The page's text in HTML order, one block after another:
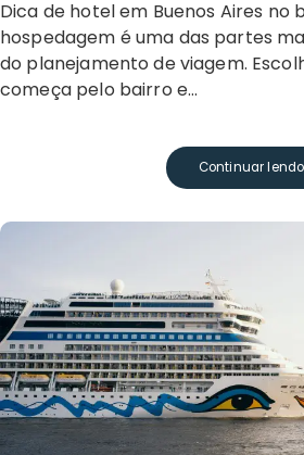
Dica de hotel em Buenos Aires no bairro Palermo A
hospedagem é uma das partes
do planejamento de viagem.
começa pelo bairro e…
Continuar lendo